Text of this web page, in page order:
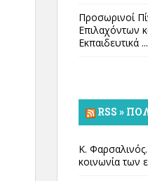
Προσωρινοί
Επιλαχόντων
Εκπαιδευτικά ...
RSS »
Κ.
κοινωνία των